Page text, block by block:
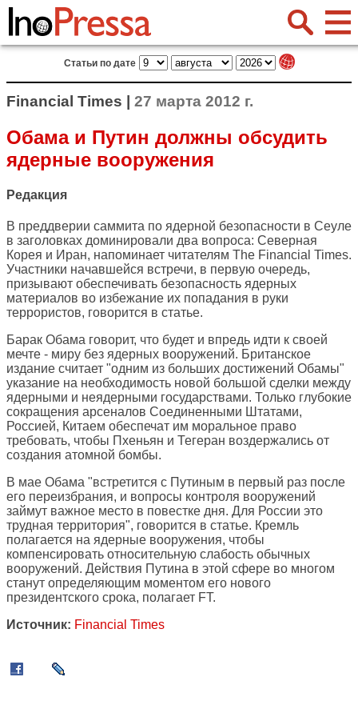
Статьи по дате
Financial Times | 27 марта 2012 г.
Обама и Путин должны обсудить
ядерные вооружения
Редакция
В преддверии саммита по ядерной безопасности в Сеуле
в заголовках доминировали два вопроса: Северная
Корея и Иран, напоминает читателям The Financial Times.
Участники начавшейся встречи, в первую очередь,
призывают обеспечивать безопасность ядерных
материалов во избежание их попадания в руки
террористов, говорится в статье.
Барак Обама говорит, что будет и впредь идти к своей
мечте - миру без ядерных вооружений. Британское
издание считает "одним из больших достижений Обамы"
указание на необходимость новой большой сделки между
ядерными и неядерными государствами. Только глубокие
сокращения арсеналов Соединенными Штатами,
Россией, Китаем обеспечат им моральное право
требовать, чтобы Пхеньян и Тегеран воздержались от
создания атомной бомбы.
В мае Обама "встретится с Путиным в первый раз после
его переизбрания, и вопросы контроля вооружений
займут важное место в повестке дня. Для России это
трудная территория", говорится в статье. Кремль
полагается на ядерные вооружения, чтобы
компенсировать относительную слабость обычных
вооружений. Действия Путина в этой сфере во многом
станут определяющим моментом его нового
президентского срока, полагает FT.
Источник: Financial Times